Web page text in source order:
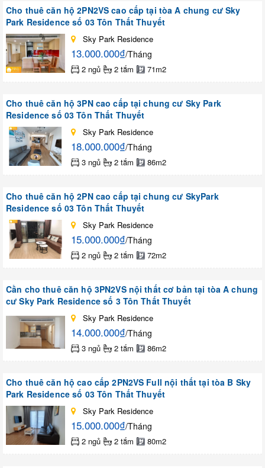
Cho thuê căn hộ 2PN2VS cao cấp tại tòa A chung cư Sky
Park Residence số 03 Tôn Thất Thuyết
Sky Park Residence
13.000.000₫/Tháng
2 ngủ 2 tắm 71m2
Cho thuê căn hộ 3PN cao cấp tại chung cư Sky Park
Residence số 03 Tôn Thất Thuyết
Sky Park Residence
18.000.000₫/Tháng
3 ngủ 2 tắm 86m2
Cho thuê căn hộ 2PN cao cấp tại chung cư SkyPark
Residence số 03 Tôn Thất Thuyết
Sky Park Residence
15.000.000₫/Tháng
2 ngủ 2 tắm 72m2
Cần cho thuê căn hộ 3PN2VS nội thất cơ bản tại tòa A chung
cư Sky Park Residence số 3 Tôn Thất Thuyết
Sky Park Residence
14.000.000₫/Tháng
3 ngủ 2 tắm 86m2
Cho thuê căn hộ cao cấp 2PN2VS Full nội thất tại tòa B Sky
Park Residence số 03 Tôn Thất Thuyết
Sky Park Residence
15.000.000₫/Tháng
2 ngủ 2 tắm 80m2